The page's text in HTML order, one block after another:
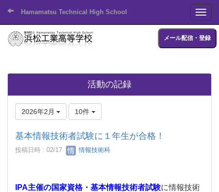
Hamamatsu Technical High School
メール配信・登録
活動の記録
2026年2月 10件
基本情報技術者試験に１年生が合格！
投稿日時 : 02/17 情報技術科
IPA主催の国家資格・基本情報技術者試験に情報技術